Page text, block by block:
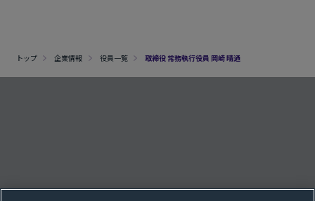
トップ 企業情報 役員一覧 取締役 常務執行役員 岡崎 晴通
クッキー設定